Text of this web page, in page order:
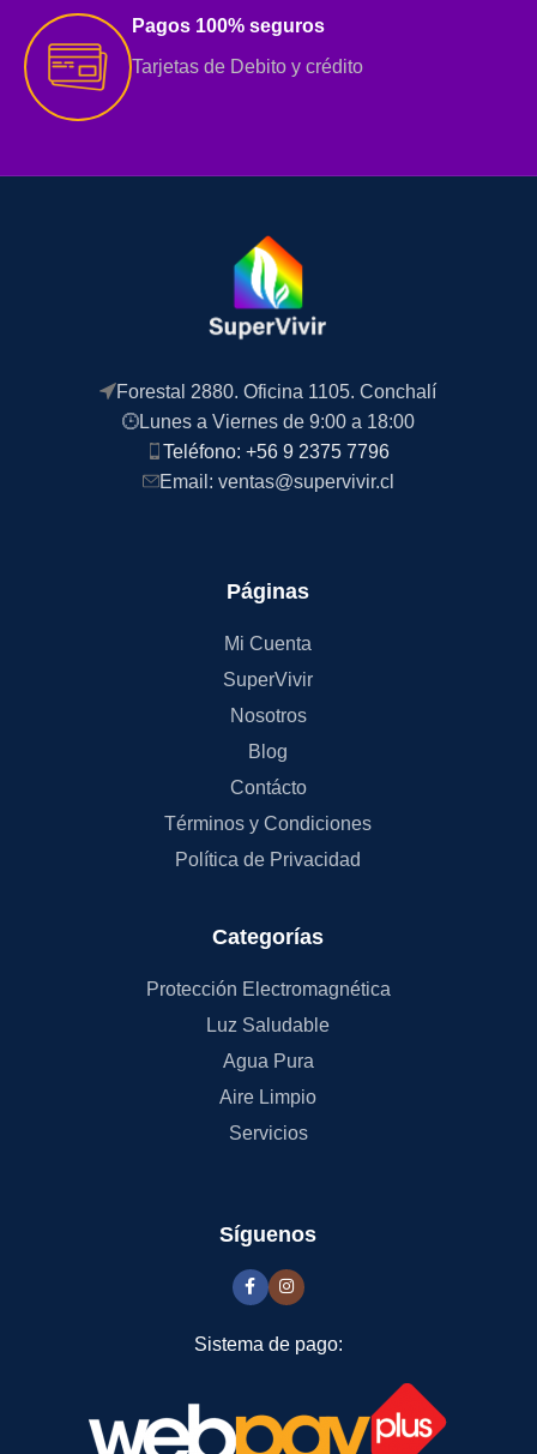
Pagos 100% seguros
Tarjetas de Debito y crédito
Forestal 2880. Oficina 1105. Conchalí
Lunes a Viernes de 9:00 a 18:00
Teléfono: +56 9 2375 7796
Email: ventas@supervivir.cl
Páginas
Mi Cuenta
SuperVivir
Nosotros
Blog
Contácto
Términos y Condiciones
Política de Privacidad
Categorías
Protección Electromagnética
Luz Saludable
Agua Pura
Aire Limpio
Servicios
Síguenos
Sistema de pago: